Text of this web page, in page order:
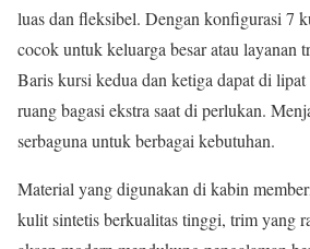
luas dan fleksibel. Dengan konfigurasi 7
cocok untuk keluarga besar atau layanan
Baris kursi kedua dan ketiga dapat di
ruang bagasi ekstra saat di perlukan.
serbaguna untuk berbagai kebutuhan.
Material yang digunakan di kabin
kulit sintetis berkualitas tinggi, trim yang